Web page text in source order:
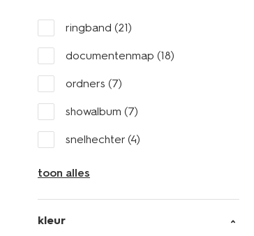
ringband (21)
documentenmap (18)
ordners (7)
showalbum (7)
snelhechter (4)
toon alles
kleur